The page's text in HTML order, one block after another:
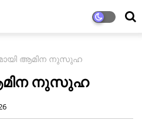
ആമിന നുസുഹ
നുസുഹ